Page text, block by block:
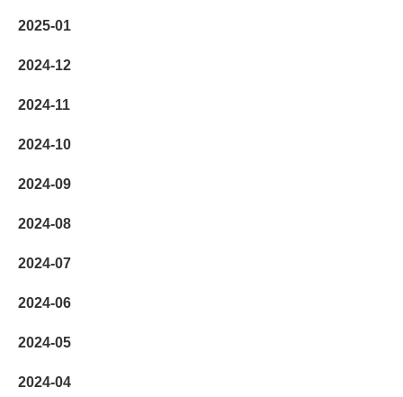
2025-01
2024-12
2024-11
2024-10
2024-09
2024-08
2024-07
2024-06
2024-05
2024-04